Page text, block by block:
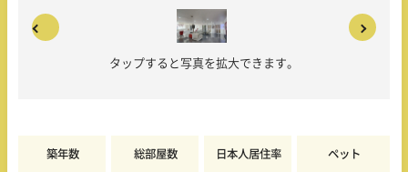
タップすると写真を拡大できます。
築年数 総部屋数 日本人居住率 ペット